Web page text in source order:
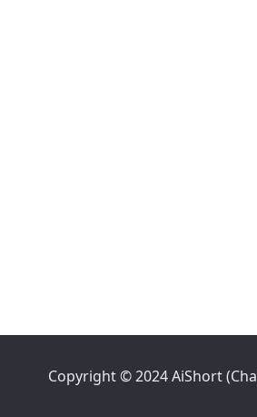
Copyright © 2024 AiShort